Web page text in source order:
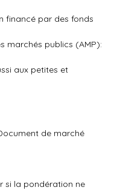
financé par des fonds
marchés publics (AMP):
aux petites et
de marché
si la pondération ne